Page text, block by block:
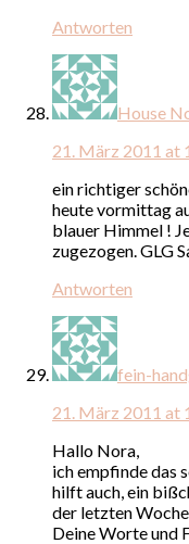
Antworten
House
21. März 2011 at
ein richtiger
heute vormittag
blauer Himmel !
zugezogen. GLG
Antworten
fein-
21. März 2011 at
Hallo Nora,
ich empfinde das
hilft auch, ein
der letzten
Deine Worte und